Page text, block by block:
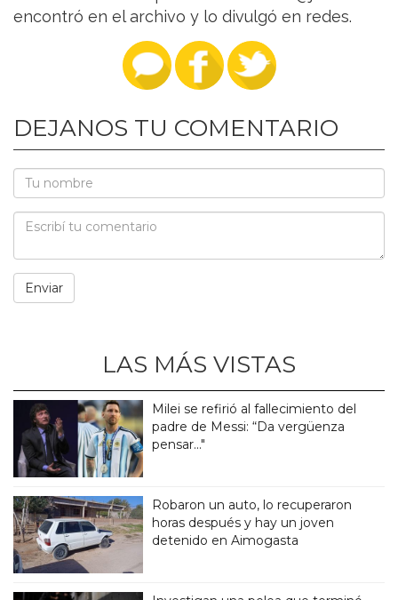
encontró en el archivo y lo divulgó en redes.
DEJANOS TU COMENTARIO
LAS MÁS VISTAS
Milei se refirió al fallecimiento del
padre de Messi: “Da vergüenza
pensar..."
Robaron un auto, lo recuperaron
horas después y hay un joven
detenido en Aimogasta